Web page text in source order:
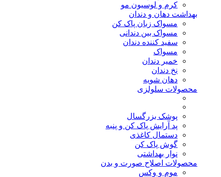
کرم و لوسیون مو
بهداشت دهان و دندان
مسواک زبان پاک کن
مسواک بین دندانی
سفید کننده دندان
مسواک
خمیر دندان
نخ دندان
دهان شویه
محصولات سلولزی
پوشک بزرگسال
پد آرایش پاک کن و پنبه
دستمال کاغذی
گوش پاک کن
نوار بهداشتی
محصولات اصلاح صورت و بدن
موم و وکس